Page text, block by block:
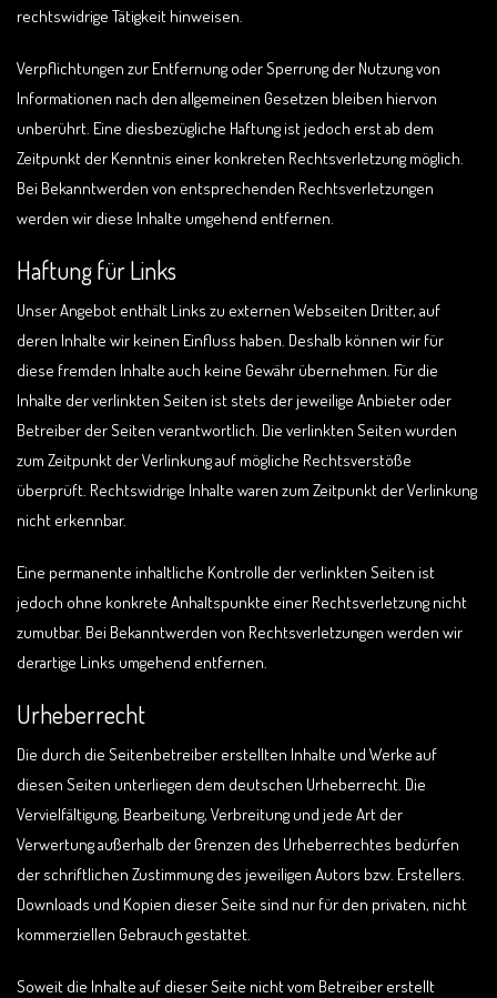
rechtswidrige Tätigkeit hinweisen.
Verpflichtungen zur Entfernung oder Sperrung der Nutzung von
Informationen nach den allgemeinen Gesetzen bleiben hiervon
unberührt. Eine diesbezügliche Haftung ist jedoch erst ab dem
Zeitpunkt der Kenntnis einer konkreten Rechtsverletzung möglich.
Bei Bekanntwerden von entsprechenden Rechtsverletzungen
werden wir diese Inhalte umgehend entfernen.
Haftung für Links
Unser Angebot enthält Links zu externen Webseiten Dritter, auf
deren Inhalte wir keinen Einfluss haben. Deshalb können wir für
diese fremden Inhalte auch keine Gewähr übernehmen. Für die
Inhalte der verlinkten Seiten ist stets der jeweilige Anbieter oder
Betreiber der Seiten verantwortlich. Die verlinkten Seiten wurden
zum Zeitpunkt der Verlinkung auf mögliche Rechtsverstöße
überprüft. Rechtswidrige Inhalte waren zum Zeitpunkt der Verlinkung
nicht erkennbar.
Eine permanente inhaltliche Kontrolle der verlinkten Seiten ist
jedoch ohne konkrete Anhaltspunkte einer Rechtsverletzung nicht
zumutbar. Bei Bekanntwerden von Rechtsverletzungen werden wir
derartige Links umgehend entfernen.
Urheberrecht
Die durch die Seitenbetreiber erstellten Inhalte und Werke auf
diesen Seiten unterliegen dem deutschen Urheberrecht. Die
Vervielfältigung, Bearbeitung, Verbreitung und jede Art der
Verwertung außerhalb der Grenzen des Urheberrechtes bedürfen
der schriftlichen Zustimmung des jeweiligen Autors bzw. Erstellers.
Downloads und Kopien dieser Seite sind nur für den privaten, nicht
kommerziellen Gebrauch gestattet.
Soweit die Inhalte auf dieser Seite nicht vom Betreiber erstellt